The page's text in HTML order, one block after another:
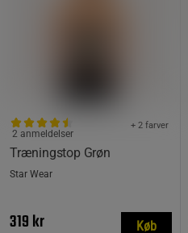
Træningstop Grøn
+ 2 farver
2 anmeldelser
Star Wear
319 kr Køb